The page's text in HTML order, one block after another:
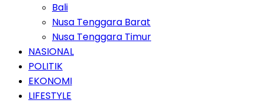
Bali
Nusa Tenggara Barat
Nusa Tenggara Timur
NASIONAL
POLITIK
EKONOMI
LIFESTYLE